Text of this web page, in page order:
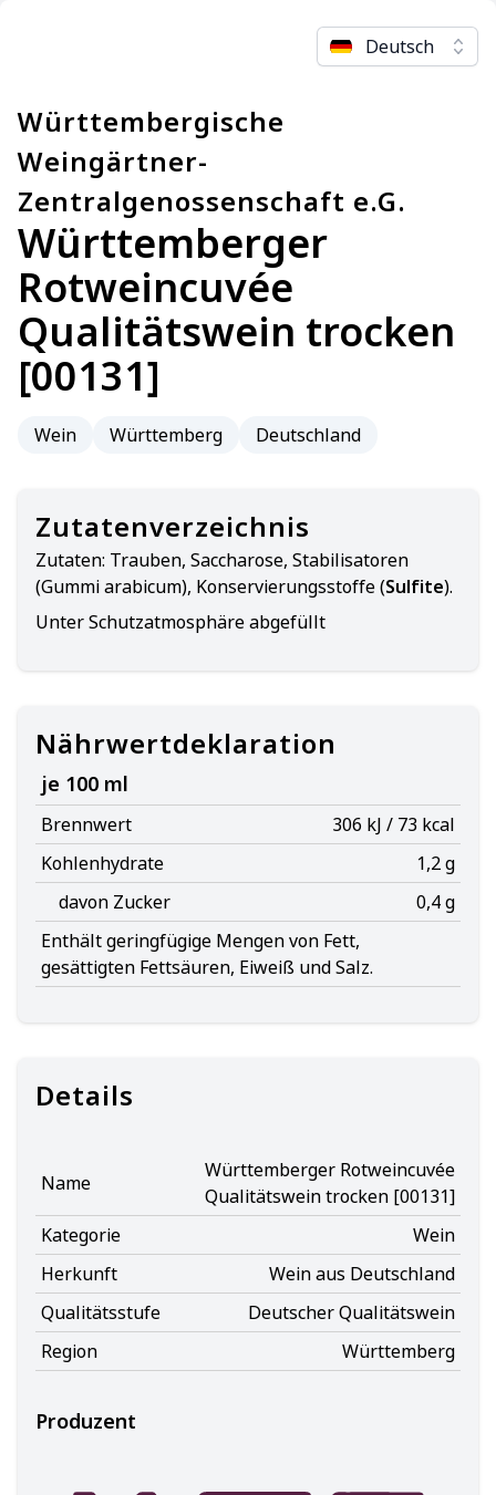
Deutsch
Württembergische
Weingärtner-
Zentralgenossenschaft e.G.
Württemberger
Rotweincuvée
Qualitätswein trocken
[00131]
Wein Württemberg Deutschland
Zutatenverzeichnis
Zutaten: Trauben, Saccharose, Stabilisatoren
(Gummi arabicum), Konservierungsstoffe (Sulfite).
Unter Schutzatmosphäre abgefüllt
Nährwertdeklaration
je 100 ml
Brennwert
306 kJ / 73 kcal
Kohlenhydrate
1,2 g
davon Zucker
0,4 g
Enthält geringfügige Mengen von Fett,
gesättigten Fettsäuren, Eiweiß und Salz.
Details
Name
Württemberger Rotweincuvée
Qualitätswein trocken [00131]
Kategorie
Wein
Herkunft
Wein aus Deutschland
Qualitätsstufe
Deutscher Qualitätswein
Region
Württemberg
Produzent